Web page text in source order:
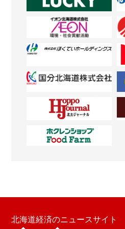
北海道経済のニュースサイト